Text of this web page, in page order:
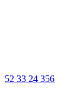
52 33 24 356